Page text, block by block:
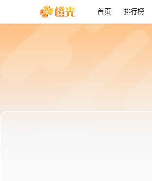
首页 排行榜